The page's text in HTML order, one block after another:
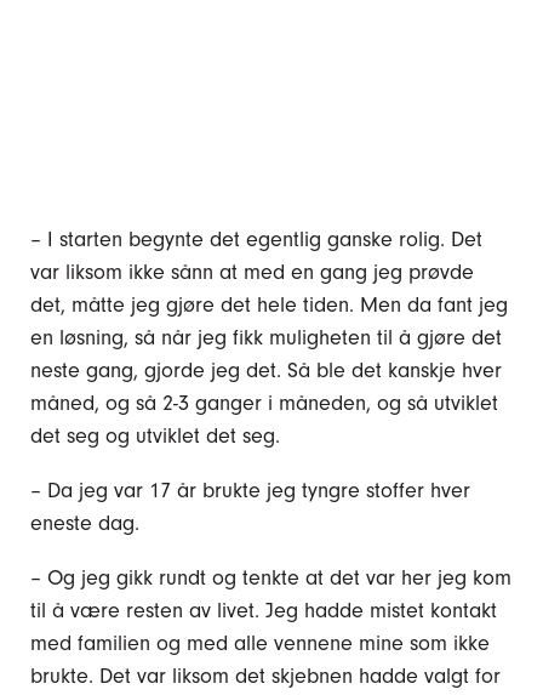
– I starten begynte det egentlig ganske rolig. Det
var liksom ikke sånn at med en gang jeg prøvde
det, måtte jeg gjøre det hele tiden. Men da fant jeg
en løsning, så når jeg fikk muligheten til å gjøre det
neste gang, gjorde jeg det. Så ble det kanskje hver
måned, og så 2-3 ganger i måneden, og så utviklet
det seg og utviklet det seg.
– Da jeg var 17 år brukte jeg tyngre stoffer hver
eneste dag.
– Og jeg gikk rundt og tenkte at det var her jeg kom
til å være resten av livet. Jeg hadde mistet kontakt
med familien og med alle vennene mine som ikke
brukte. Det var liksom det skjebnen hadde valgt for